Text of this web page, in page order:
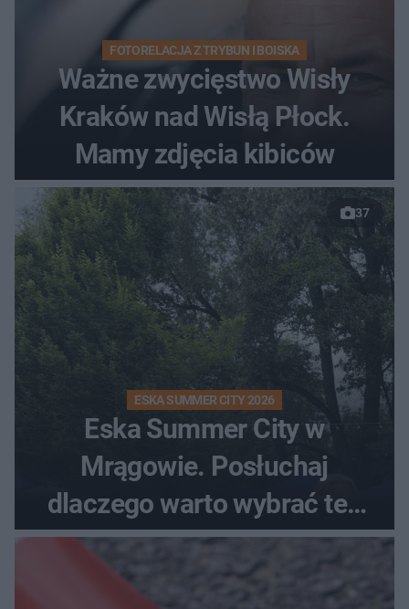
FOTORELACJA Z TRYBUN I BOISKA
Ważne zwycięstwo Wisły
Kraków nad Wisłą Płock.
Mamy zdjęcia kibiców
37
ESKA SUMMER CITY 2026
Eska Summer City w
Mrągowie. Posłuchaj
dlaczego warto wybrać ten
kierunek na urlop!